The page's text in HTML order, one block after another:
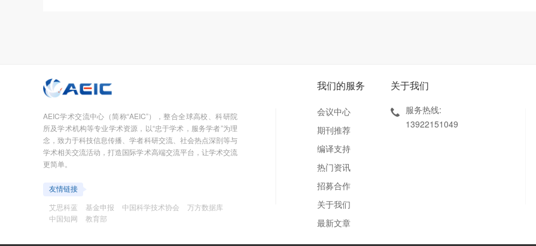
AEIC学术交流中心（简称“AEIC”），整合全球高校、科研院
所及学术机构等专业学术资源，以“忠于学术，服务学者”为理
念，致力于科技信息传播、学者科研交流、社会热点深剖等与
学术相关交流活动，打造国际学术高端交流平台，让学术交流
更简单。
友情链接
艾思科蓝
基金申报 中国科学技术协会
万方数据库
中国知网
教育部
我们的服务
会议中心
期刊推荐
编译支持
热门资讯
招募合作
关于我们
最新文章
关于我们
服务热线:
13922151049